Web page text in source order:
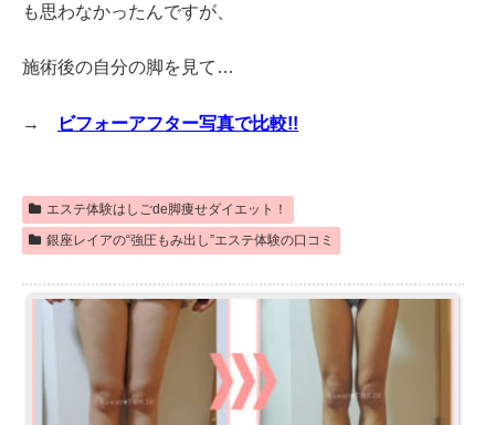
も思わなかったんですが、
施術後の自分の脚を見て…
→ ビフォーアフター写真で比較!!
エステ体験はしごde脚痩せダイエット！
銀座レイアの“強圧もみ出し”エステ体験の口コミ